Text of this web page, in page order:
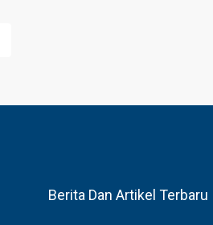
Berita Dan Artikel Terbaru